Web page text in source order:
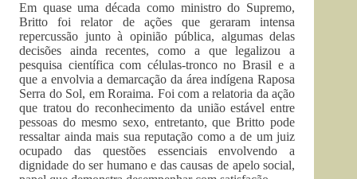
Em quase uma década como ministro do Supremo,
Britto foi relator de ações que geraram intensa
repercussão junto à opinião pública, algumas delas
decisões ainda recentes, como a que legalizou a
pesquisa científica com células-tronco no Brasil e a
que a envolvia a demarcação da área indígena Raposa
Serra do Sol, em Roraima. Foi com a relatoria da ação
que tratou do reconhecimento da união estável entre
pessoas do mesmo sexo, entretanto, que Britto pode
ressaltar ainda mais sua reputação como a de um juiz
ocupado das questões essenciais envolvendo a
dignidade do ser humano e das causas de apelo social,